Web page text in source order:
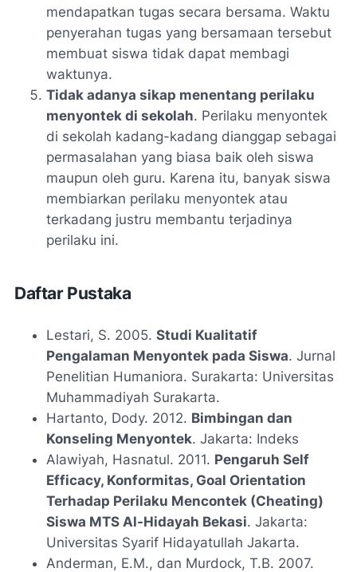
mendapatkan tugas secara bersama. Waktu
penyerahan tugas yang bersamaan tersebut
membuat siswa tidak dapat membagi
waktunya.
Tidak adanya sikap menentang perilaku
menyontek di sekolah. Perilaku menyontek
di sekolah kadang-kadang dianggap sebagai
permasalahan yang biasa baik oleh siswa
maupun oleh guru. Karena itu, banyak siswa
membiarkan perilaku menyontek atau
terkadang justru membantu terjadinya
perilaku ini.
Daftar Pustaka
Lestari, S. 2005. Studi Kualitatif
Pengalaman Menyontek pada Siswa. Jurnal
Penelitian Humaniora. Surakarta: Universitas
Muhammadiyah Surakarta.
Hartanto, Dody. 2012. Bimbingan dan
Konseling Menyontek. Jakarta: Indeks
Alawiyah, Hasnatul. 2011. Pengaruh Self
Efficacy, Konformitas, Goal Orientation
Terhadap Perilaku Mencontek (Cheating)
Siswa MTS Al-Hidayah Bekasi. Jakarta:
Universitas Syarif Hidayatullah Jakarta.
Anderman, E.M., dan Murdock, T.B. 2007.